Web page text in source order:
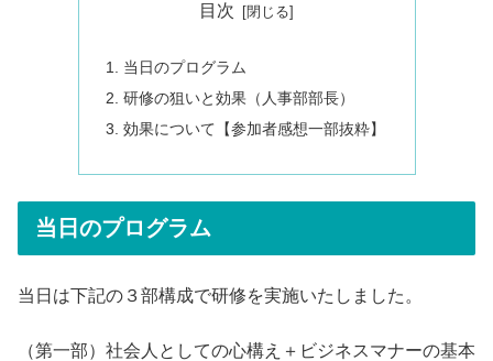
目次
当日のプログラム
研修の狙いと効果（人事部部長）
効果について【参加者感想一部抜粋】
当日のプログラム
当日は下記の３部構成で研修を実施いたしました。
（第一部）社会人としての心構え＋ビジネスマナーの基本